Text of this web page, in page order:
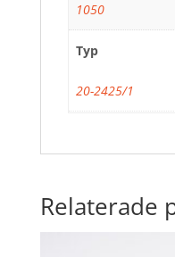
1050
Typ
20-2425/1
Relaterade